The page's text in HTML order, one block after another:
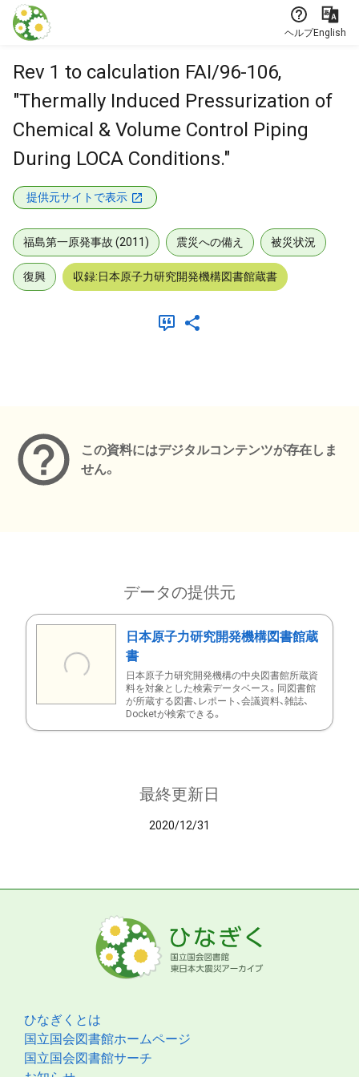
本文に飛ぶ
ヘルプEnglish
Rev 1 to calculation FAI/96-106,
"Thermally Induced Pressurization of
Chemical & Volume Control Piping
During LOCA Conditions."
提供元サイトで表示
福島第一原発事故 (2011) 震災への備え 被災状況
復興 収録:日本原子力研究開発機構図書館蔵書
この資料にはデジタルコンテンツが存在しま
せん。
データの提供元
日本原子力研究開発機構図書館蔵
書
日本原子力研究開発機構の中央図書館所蔵資
料を対象とした検索データベース。同図書館
が所蔵する図書、レポート、会議資料、雑誌、
Docketが検索できる。
最終更新日
2020/12/31
ひなぎくとは
国立国会図書館ホームページ
国立国会図書館サーチ